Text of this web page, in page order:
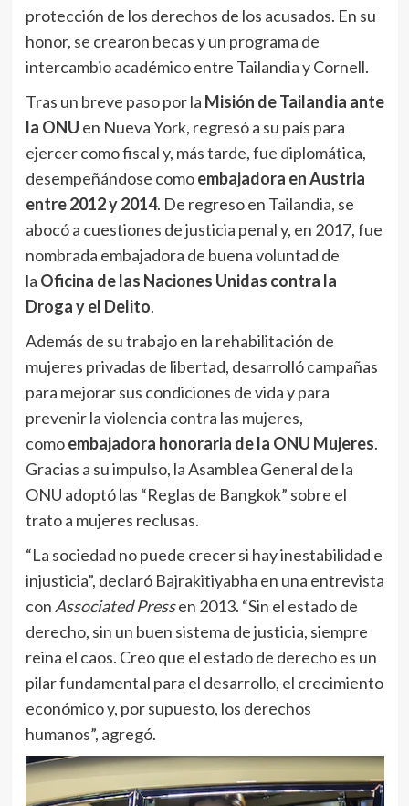
protección de los derechos de los acusados. En su
honor, se crearon becas y un programa de
intercambio académico entre Tailandia y Cornell.
Tras un breve paso por la Misión de Tailandia ante
la ONU en Nueva York, regresó a su país para
ejercer como fiscal y, más tarde, fue diplomática,
desempeñándose comoembajadora en Austria
entre 2012 y 2014. De regreso en Tailandia, se
abocó a cuestiones de justicia penal y, en 2017, fue
nombrada embajadora de buena voluntad de
la Oficina de las Naciones Unidas contra la
Droga y el Delito.
Además de su trabajo en la rehabilitación de
mujeres privadas de libertad, desarrolló campañas
para mejorar sus condiciones de vida y para
prevenir la violencia contra las mujeres,
comoembajadora honoraria de la ONU Mujeres.
Gracias a su impulso, la Asamblea General de la
ONU adoptó las “Reglas de Bangkok” sobre el
trato a mujeres reclusas.
“La sociedad no puede crecer si hay inestabilidad e
injusticia”, declaró Bajrakitiyabha en una entrevista
conAssociated Pressen 2013. “Sin el estado de
derecho, sin un buen sistema de justicia, siempre
reina el caos. Creo que el estado de derecho es un
pilar fundamental para el desarrollo, el crecimiento
económico y, por supuesto, los derechos
humanos”, agregó.